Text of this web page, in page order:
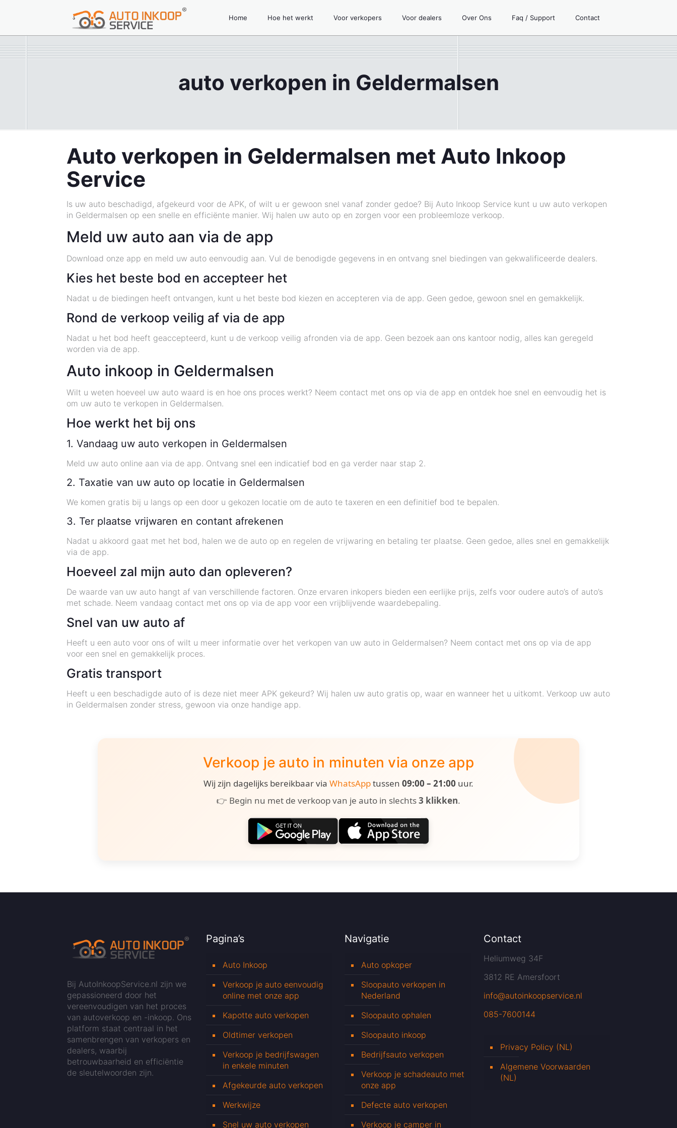
Home Hoe het werkt Voor verkopers Voor dealers Over Ons Faq / Support Contact
auto verkopen in Geldermalsen
Auto verkopen in Geldermalsen met Auto Inkoop
Service
Is uw auto beschadigd, afgekeurd voor de APK, of wilt u er gewoon snel vanaf zonder gedoe? Bij Auto Inkoop Service kunt u uw auto verkopen
in Geldermalsen op een snelle en efficiënte manier. Wij halen uw auto op en zorgen voor een probleemloze verkoop.
Meld uw auto aan via de app
Download onze app en meld uw auto eenvoudig aan. Vul de benodigde gegevens in en ontvang snel biedingen van gekwalificeerde dealers.
Kies het beste bod en accepteer het
Nadat u de biedingen heeft ontvangen, kunt u het beste bod kiezen en accepteren via de app. Geen gedoe, gewoon snel en gemakkelijk.
Rond de verkoop veilig af via de app
Nadat u het bod heeft geaccepteerd, kunt u de verkoop veilig afronden via de app. Geen bezoek aan ons kantoor nodig, alles kan geregeld
worden via de app.
Auto inkoop in Geldermalsen
Wilt u weten hoeveel uw auto waard is en hoe ons proces werkt? Neem contact met ons op via de app en ontdek hoe snel en eenvoudig het is
om uw auto te verkopen in Geldermalsen.
Hoe werkt het bij ons
1. Vandaag uw auto verkopen in Geldermalsen
Meld uw auto online aan via de app. Ontvang snel een indicatief bod en ga verder naar stap 2.
2. Taxatie van uw auto op locatie in Geldermalsen
We komen gratis bij u langs op een door u gekozen locatie om de auto te taxeren en een definitief bod te bepalen.
3. Ter plaatse vrijwaren en contant afrekenen
Nadat u akkoord gaat met het bod, halen we de auto op en regelen de vrijwaring en betaling ter plaatse. Geen gedoe, alles snel en gemakkelijk
via de app.
Hoeveel zal mijn auto dan opleveren?
De waarde van uw auto hangt af van verschillende factoren. Onze ervaren inkopers bieden een eerlijke prijs, zelfs voor oudere auto’s of auto’s
met schade. Neem vandaag contact met ons op via de app voor een vrijblijvende waardebepaling.
Snel van uw auto af
Heeft u een auto voor ons of wilt u meer informatie over het verkopen van uw auto in Geldermalsen? Neem contact met ons op via de app
voor een snel en gemakkelijk proces.
Gratis transport
Heeft u een beschadigde auto of is deze niet meer APK gekeurd? Wij halen uw auto gratis op, waar en wanneer het u uitkomt. Verkoop uw auto
in Geldermalsen zonder stress, gewoon via onze handige app.
Verkoop je auto in minuten via onze app
Wij zijn dagelijks bereikbaar via WhatsApptussen 09:00 – 21:00 uur.
👉 Begin nu met de verkoop van je auto in slechts3 klikken.
Bij AutoInkoopService.nl zijn we
gepassioneerd door het
vereenvoudigen van het proces
van autoverkoop en -inkoop. Ons
platform staat centraal in het
samenbrengen van verkopers en
dealers, waarbij
betrouwbaarheid en efficiëntie
de sleutelwoorden zijn.
Pagina’s
Auto Inkoop
Verkoop je auto eenvoudig
online met onze app
Kapotte auto verkopen
Oldtimer verkopen
Verkoop je bedrijfswagen
in enkele minuten
Afgekeurde auto verkopen
Werkwijze
Snel uw auto verkopen
Navigatie
Auto opkoper
Sloopauto verkopen in
Nederland
Sloopauto ophalen
Sloopauto inkoop
Bedrijfsauto verkopen
Verkoop je schadeauto met
onze app
Defecte auto verkopen
Verkoop je camper in
Contact
Heliumweg 34F
3812 RE Amersfoort
info@autoinkoopservice.nl
085-7600144
Privacy Policy (NL)
Algemene Voorwaarden
(NL)